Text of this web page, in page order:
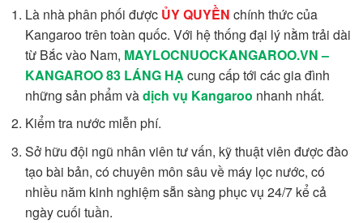
Là nhà phân phối được ỦY QUYỀN chính thức của
Kangaroo trên toàn quốc. Với hệ thống đại lý nằm trải dài
từ Bắc vào Nam, MAYLOCNUOCKANGAROO.VN –
KANGAROO 83 LÁNG HẠ cung cấp tới các gia đình
những sản phẩm vàdịch vụ Kangaroo nhanh nhất.
Kiểm tra nước miễn phí.
Sở hữu đội ngũ nhân viên tư vấn, kỹ thuật viên được đào
tạo bài bản, có chuyên môn sâu về máy lọc nước, có
nhiều năm kinh nghiệm sẵn sàng phục vụ 24/7 kể cả
ngày cuối tuần.